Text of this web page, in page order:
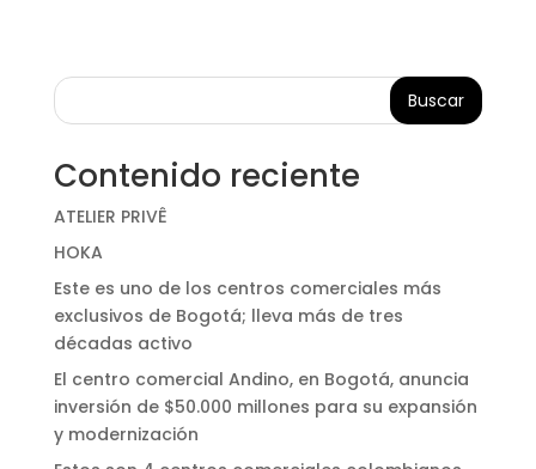
Buscar
Contenido reciente
ATELIER PRIVÊ
HOKA
Este es uno de los centros comerciales más
exclusivos de Bogotá; lleva más de tres
décadas activo
El centro comercial Andino, en Bogotá, anuncia
inversión de $50.000 millones para su expansión
y modernización